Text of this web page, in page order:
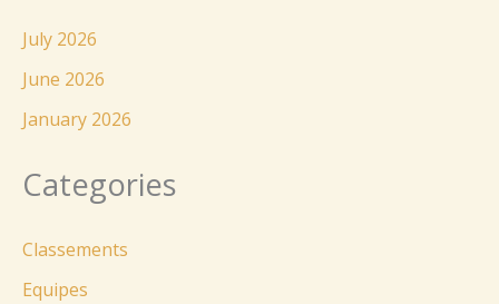
July 2026
June 2026
January 2026
Categories
Classements
Equipes